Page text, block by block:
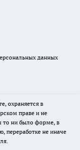
данных
охраняется в
праве и не
то ни было форме, в
переработке не иначе